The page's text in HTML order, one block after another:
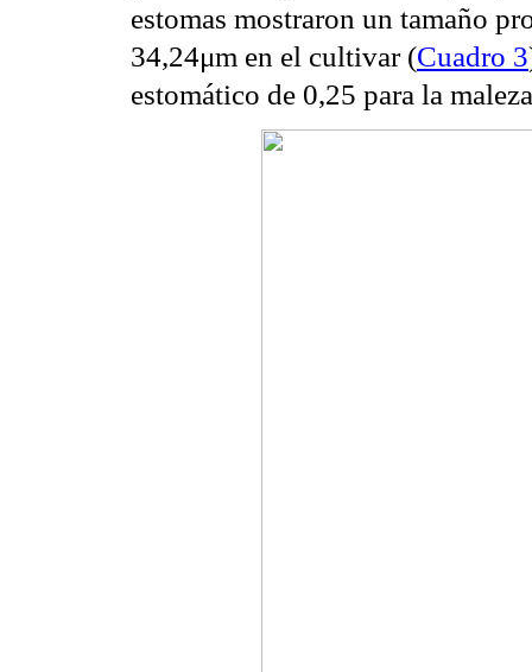
estomas mostraron un tamaño
34,24μm en el cultivar (Cuadro 3
estomático de 0,25 para la